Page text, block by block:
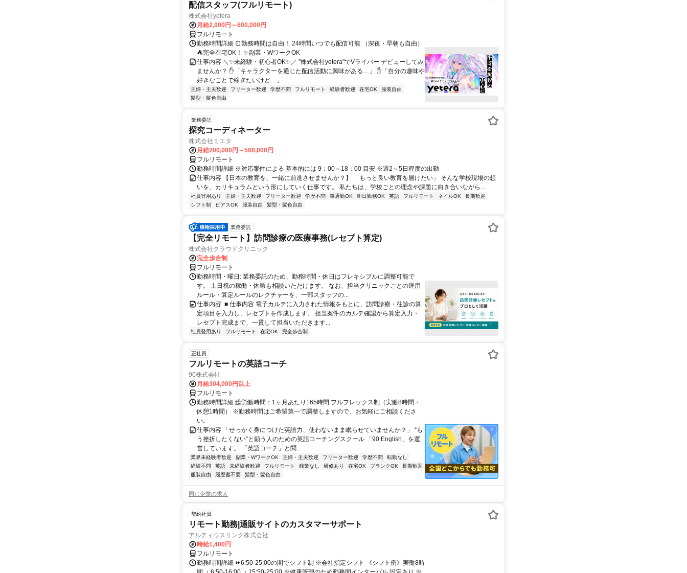
配信スタッフ(フルリモート)
株式会社yetera
月給2,000円～600,000円
フルリモート
勤務時間詳細 ⏰勤務時間は自由！ 24時間いつでも配信可能 （深夜・早朝も自由）
⛺完全在宅OK！ ✨副業・WワークOK
仕事内容 ＼✨未経験・初心者OK✨／ "株式会社yetera"でVライバー デビューしてみ
ませんか？ ✋「キャラクターを通じた配信活動に興味がある…」 ✋「自分の趣味や
好きなことで稼ぎたいけど…」 ...
主婦・主夫歓迎 フリーター歓迎 学歴不問 フルリモート 経験者歓迎 在宅OK
服装自由
髪型・髪色自由
業務委託
探究コーディネーター
株式会社ミエタ
月給200,000円～500,000円
フルリモート
勤務時間詳細 ※対応案件による 基本的には 9：00～18：00 目安 ※週2～5日程度の出勤
仕事内容 【日本の教育を、一緒に前進させませんか？】 「もっと良い教育を届けたい」 そんな学校現場の想
いを、カリキュラムという形にしていく仕事です。 私たちは、学校ごとの理念や課題に向き合いながら...
社員登用あり 主婦・主夫歓迎 フリーター歓迎 学歴不問 車通勤OK 即日勤務OK 英語 フルリモート ネイルOK
長期歓迎
シフト制
ピアスOK 服装自由 髪型・髪色自由
業務委託
【完全リモート】訪問診療の医療事務(レセプト算定)
株式会社クラウドクリニック
完全歩合制
フルリモート
勤務時間・曜日: 業務委託のため、勤務時間・休日はフレキシブルに調整可能で
す。 土日祝の稼働・休暇も相談いただけます。 なお、担当クリニックごとの運用
ルール・算定ルールのレクチャーを、一部スタッフの...
仕事内容: ■ 仕事内容 電子カルテに入力された情報をもとに、訪問診療・往診の算
定項目を入力し、レセプトを作成します。 担当案件のカルテ確認から算定入力・
レセプト完成まで、一貫して担当いただきます...
社員登用あり フルリモート 在宅OK 完全歩合制
正社員
フルリモートの英語コーチ
90株式会社
月給304,000円以上
フルリモート
勤務時間詳細 総労働時間：1ヶ月あたり165時間 フルフレックス制（実働8時間・
休憩1時間） ※勤務時間はご希望第一で調整しますので、お気軽にご相談くださ
い。
仕事内容 「せっかく身につけた英語力、使わないまま眠らせていませんか？」 “も
う挫折したくない”と願う人のための英語コーチングスクール 「90 English」を運
営しています。 「英語コーチ」と聞...
業界未経験者歓迎 副業・WワークOK 主婦・主夫歓迎 フリーター歓迎 学歴不問
転勤なし
経験不問
英語 未経験者歓迎 フルリモート 残業なし 研修あり 在宅OK ブランクOK
長期歓迎
服装自由
履歴書不要 髪型・髪色自由
同じ企業の求人
契約社員
リモート勤務|通販サイトのカスタマーサポート
アルティウスリンク株式会社
時給1,400円
フルリモート
勤務時間詳細 ⏩6:50-25:00の間でシフト制 ※会社指定シフト 《シフト例》実働8時